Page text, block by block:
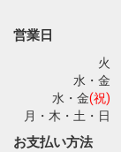
営業日
火
水・金
水・金(祝)
月・木・土・日
お支払い方法